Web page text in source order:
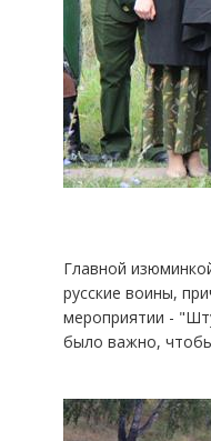
Главной
русские воины,
мероприятии -
было важно, чтобы